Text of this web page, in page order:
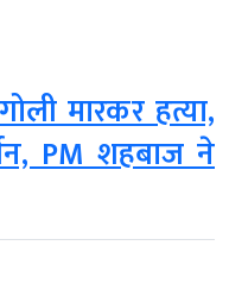
मारकर हत्या,
PM शहबाज ने